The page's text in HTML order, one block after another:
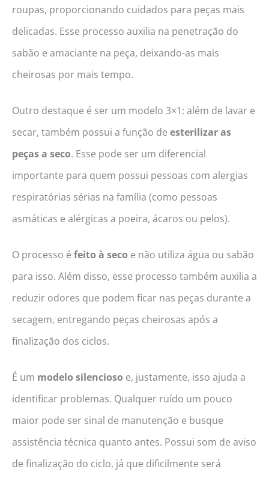
roupas, proporcionando cuidados para peças mais
delicadas. Esse processo auxilia na penetração do
sabão e amaciante na peça, deixando-as mais
cheirosas por mais tempo.
Outro destaque é ser um modelo 3×1: além de lavar e
secar, também possui a função de esterilizar as
peças a seco. Esse pode ser um diferencial
importante para quem possui pessoas com alergias
respiratórias sérias na família (como pessoas
asmáticas e alérgicas a poeira, ácaros ou pelos).
O processo é feito à seco e não utiliza água ou sabão
para isso. Além disso, esse processo também auxilia a
reduzir odores que podem ficar nas peças durante a
secagem, entregando peças cheirosas após a
finalização dos ciclos.
É um modelo silencioso e, justamente, isso ajuda a
identificar problemas. Qualquer ruído um pouco
maior pode ser sinal de manutenção e busque
assistência técnica quanto antes. Possui som de aviso
de finalização do ciclo, já que dificilmente será